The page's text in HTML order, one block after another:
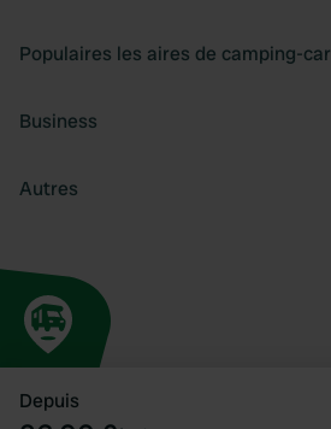
Depuis
Populaires les aires de camping-car
Business
Autres